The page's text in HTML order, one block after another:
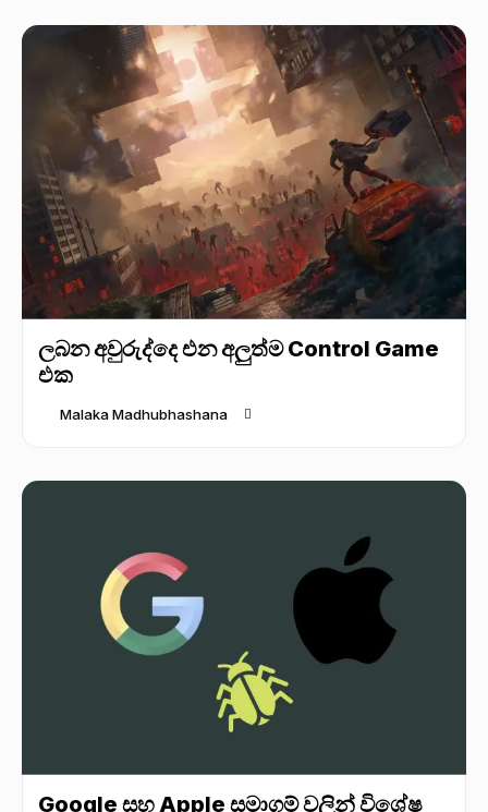
ලබන අවුරුද්දෙ එන අලුත්ම Control Game
එක
Malaka Madhubhashana
Google සහ Apple සමාගම් වලින් විශේෂ